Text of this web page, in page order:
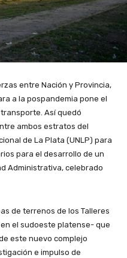
entre Nación y Provincia,
a la pospandemia pone el
Así quedó
ambos estratos del
de La Plata (UNLP) para
para el desarrollo de un
Administrativa, celebrado
de terrenos de los Talleres
el sudoeste platense- que
este nuevo complejo
e impulso de